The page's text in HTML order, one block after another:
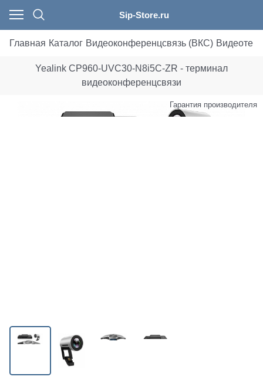
Sip-Store.ru
Главная Каталог Видеоконференцсвязь (ВКС)
Yealink CP960-UVC30-N8i5C-ZR - терминал
видеоконференцсвязи
Гарантия производителя